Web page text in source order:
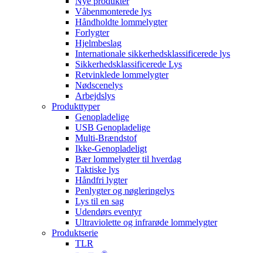
Våbenmonterede lys
Håndholdte lommelygter
Forlygter
Hjelmbeslag
Internationale sikkerhedsklassificerede lys
Sikkerhedsklassificerede Lys
Retvinklede lommelygter
Nødscenelys
Arbejdslys
Produkttyper
Genopladelige
USB Genopladelige
Multi-Brændstof
Ikke-Genopladeligt
Bær lommelygter til hverdag
Taktiske lys
Håndfri lygter
Penlygter og nøgleringelys
Lys til en sag
Udendørs eventyr
Ultraviolette og infrarøde lommelygter
Produktserie
TLR